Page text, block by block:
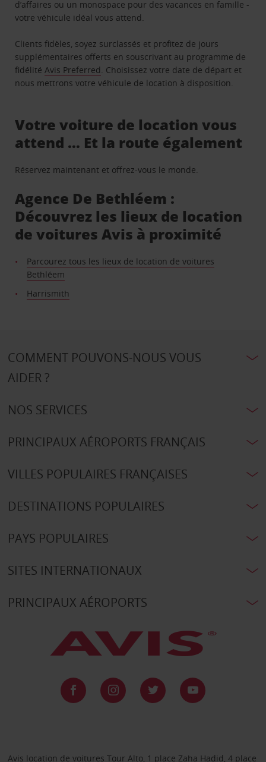
d’affaires ou un monospace pour des vacances en famille -
votre véhicule idéal vous attend.
Clients fidèles, soyez surclassés et profitez de jours
supplémentaires offerts en souscrivant au programme de
fidélitéAvis Preferred. Choisissez votre date de départ et
nous mettrons votre véhicule de location à disposition.
Votre voiture de location vous
attend … Et la route également
Réservez maintenant et offrez-vous le monde.
Agence De Bethléem :
Découvrez les lieux de location
de voitures Avis à proximité
Parcourez tous les lieux de location de voitures
Bethléem
Harrismith
COMMENT POUVONS-NOUS VOUS
AIDER ?
NOS SERVICES
PRINCIPAUX AÉROPORTS FRANÇAIS
VILLES POPULAIRES FRANÇAISES
DESTINATIONS POPULAIRES
PAYS POPULAIRES
SITES INTERNATIONAUX
PRINCIPAUX AÉROPORTS
Avis location de voitures Tour Alto, 1 place Zaha Hadid, 4 place